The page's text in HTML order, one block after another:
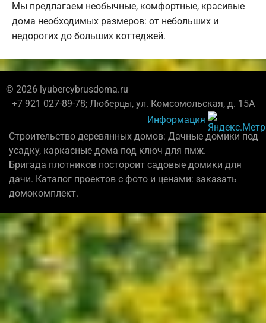
Мы предлагаем необычные, комфортные, красивые
дома необходимых размеров: от небольших и
недорогих до больших коттеджей.
© 2026 lyubercybrusdoma.ru
+7 921 027-89-78; Люберцы, ул. Комсомольская, д. 15А
Информация
Строительство деревянных домов: Дачные домики под
усадку, каркасные дома под ключ для пмж.
Бригада плотников постороит садовые домики для
дачи. Каталог проектов с фото и ценами: заказать
домокомплект.